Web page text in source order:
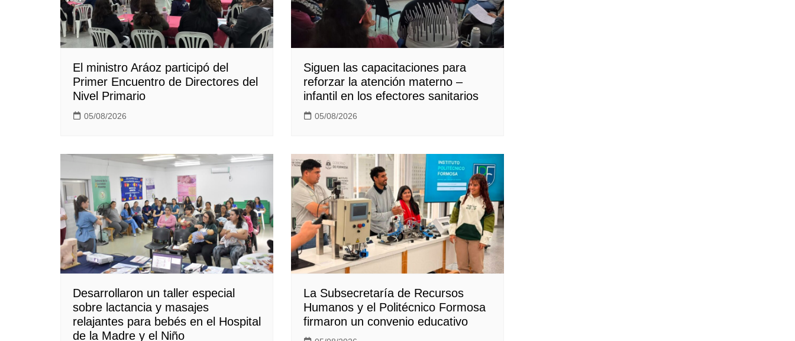
El ministro Aráoz participó del
Primer Encuentro de Directores del
Nivel Primario
05/08/2026
Siguen las capacitaciones para
reforzar la atención materno –
infantil en los efectores sanitarios
05/08/2026
Desarrollaron un taller especial
sobre lactancia y masajes
relajantes para bebés en el Hospital
de la Madre y el Niño
La Subsecretaría de Recursos
Humanos y el Politécnico Formosa
firmaron un convenio educativo